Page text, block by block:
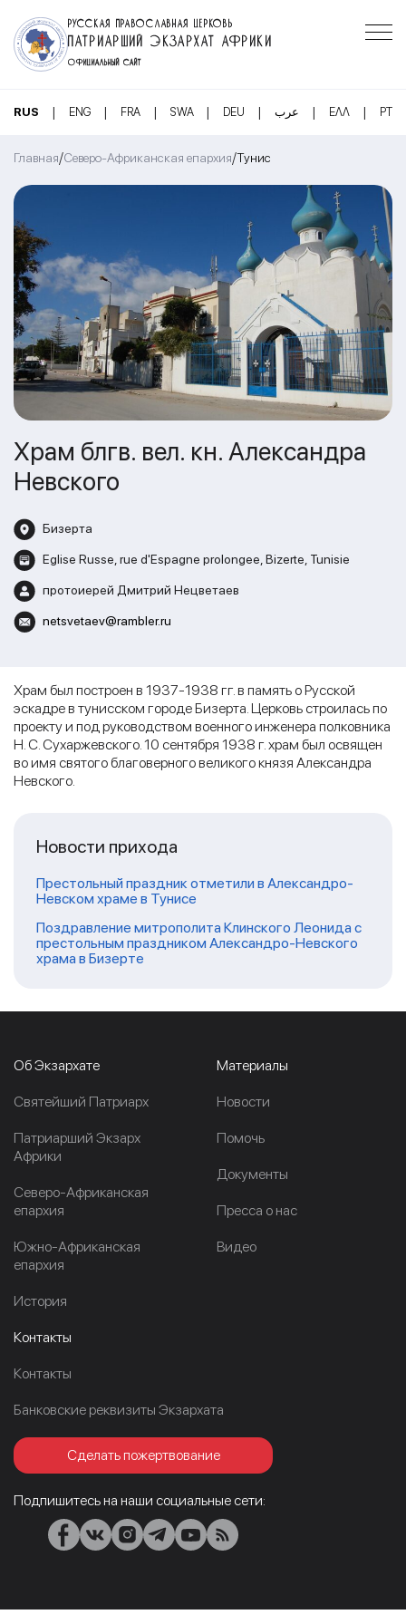
РУССКАЯ ПРАВОСЛАВНАЯ ЦЕРКОВЬ
ПАТРИАРШИЙ ЭКЗАРХАТ АФРИКИ
ОФИЦИАЛЬНЫЙ САЙТ
RUS | ENG | FRA | SWA | DEU | عرب | ΕΛΛ | PT
Главная/Северо-Африканская епархия/Тунис
Храм блгв. вел. кн. Александра
Невского
Бизерта
Eglise Russe, rue d'Espagne prolongee, Bizerte, Tunisie
протоиерей Дмитрий Нецветаев
netsvetaev@rambler.ru
Храм был построен в 1937-1938 гг. в память о Русской
эскадре в тунисском городе Бизерта. Церковь строилась по
проекту и под руководством военного инженера полковника
Н. С. Сухаржевского. 10 сентября 1938 г. храм был освящен
во имя святого благоверного великого князя Александра
Невского.
Новости прихода
Престольный праздник отметили в Александро-
Невском храме в Тунисе
Поздравление митрополита Клинского Леонида с
престольным праздником Александро-Невского
храма в Бизерте
Об Экзархате
Cвятейший Патриарх
Патриарший Экзарх
Африки
Северо-Африканская
епархия
Южно-Африканская
епархия
История
Материалы
Новости
Помочь
Документы
Пресса о нас
Видео
Контакты
Контакты
Банковские реквизиты Экзархата
Сделать пожертвование
Подпишитесь на наши социальные сети: